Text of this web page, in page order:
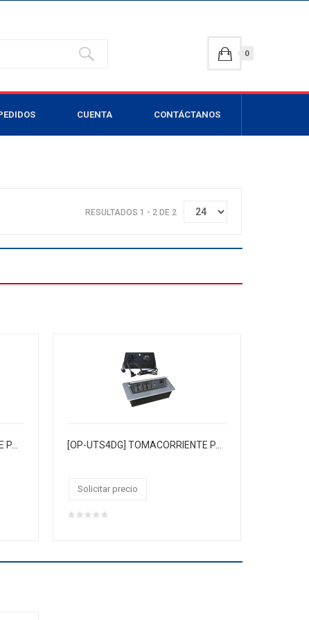
0
CUENTA CONTÁCTANOS
RESULTADOS 1 - 2 DE 2
[OP-ATS8SL] TOMACORRIENTE PARA MUEBLE [OP-UTS4DG] TOMACORRIENTE PARA MUEBLE
Solicitar precio